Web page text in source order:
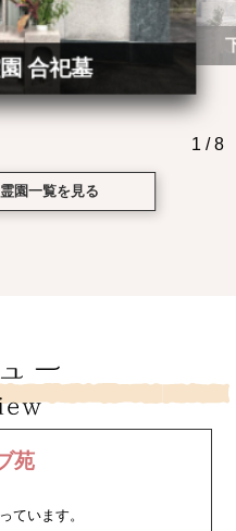
合祀墓
1 /8
園一覧を見る
苑
ています。